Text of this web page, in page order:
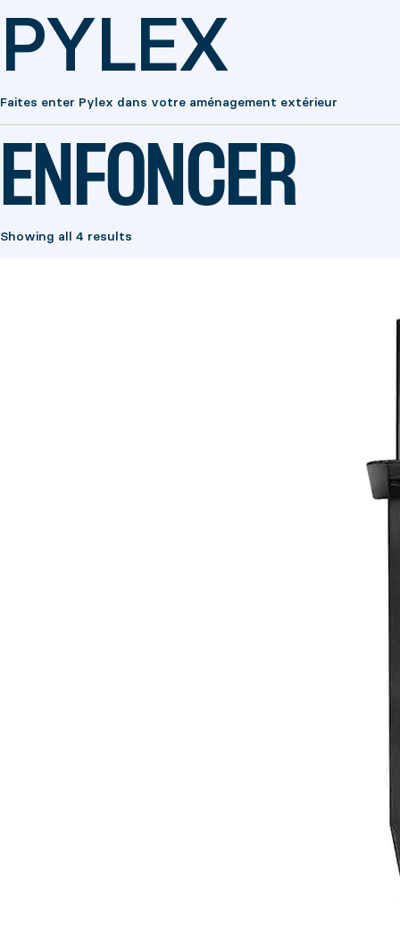
PYLEX
Faites enter Pylex dans votre aménagement extérieur
ENFONCER
Showing all 4 results